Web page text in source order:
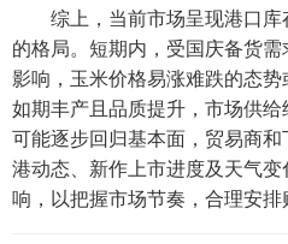
综上，当前市场呈现港口库
的格局。短期内，受国庆备货
影响，玉米价格易涨难跌的态
如期丰产且品质提升，市场供
可能逐步回归基本面，贸易商
港动态、新作上市进度及天气
响，以把握市场节奏，合理安排